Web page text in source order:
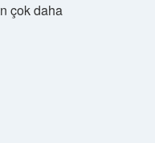
çok daha